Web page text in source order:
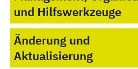
und Hilfswerkzeuge
Änderung und
Aktualisierung